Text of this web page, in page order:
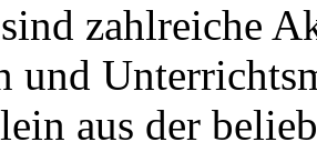
zahlreiche
und
aus der